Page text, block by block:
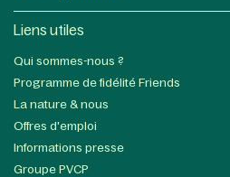
Liens utiles​
Qui sommes-nous ?
Programme de fidélité Friends
La nature & nous
Offres d'emploi
Informations presse
Groupe PVCP